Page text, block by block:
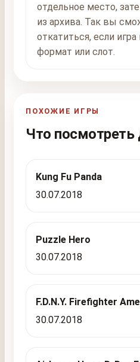
отдельное место,
из архива. Так вы
откатиться, если
формат или слот.
ПОХОЖИЕ ИГРЫ
Что
Kung Fu Panda
30.07.2018
Puzzle Hero
30.07.2018
F.D.N.Y. Firefighter
30.07.2018